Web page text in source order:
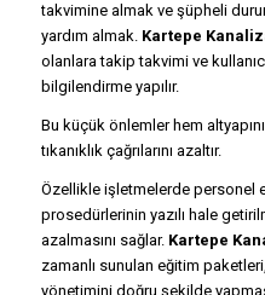
takvimine almak ve şüpheli
yardım almak. Kartepe
olanlara takip takvimi ve
bilgilendirme yapılır.
Bu küçük önlemler hem
tıkanıklık çağrılarını azaltır.
Özellikle işletmelerde personel
prosedürlerinin yazılı hale
azalmasını sağlar. Kartepe
zamanlı sunulan eğitim
yönetimini doğru şekilde